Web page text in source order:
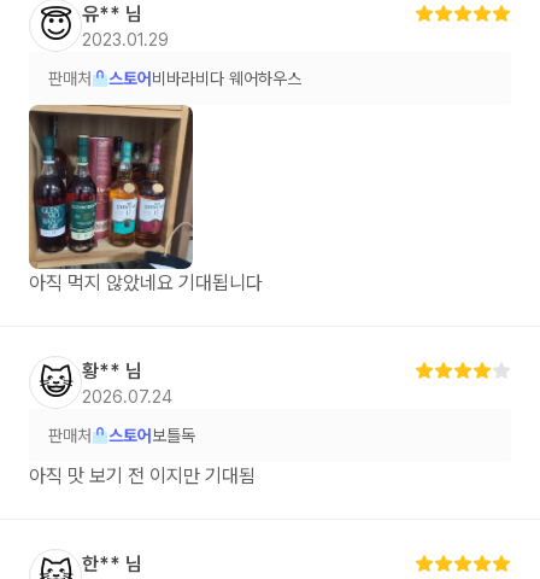
😇 유** 님
2023.01.29
판매처 스토어 비바라비다 웨어하우스
아직 먹지 않았네요 기대됩니다
😺 황** 님
2026.07.24
판매처 스토어 보틀독
아직 맛 보기 전 이지만 기대됨
한** 님